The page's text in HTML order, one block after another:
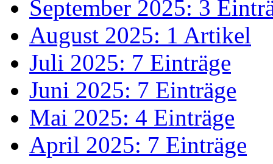
September 2025: 3
August 2025: 1 Artikel
Juli 2025: 7 Einträge
Juni 2025: 7 Einträge
Mai 2025: 4 Einträge
April 2025: 7 Einträge